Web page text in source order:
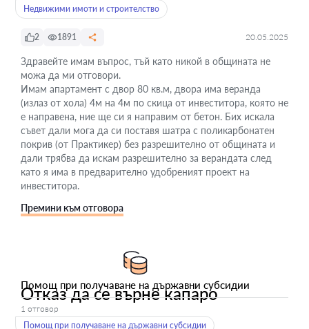
Недвижими имоти и строителство
2 1891 20.05.2025
Здравейте имам въпрос, тъй като никой в общината не
можа да ми отговори.
Имам апартамент с двор 80 кв.м, двора има веранда
(излаз от хола) 4м на 4м по скица от инвеститора, която не
е направена, ние ще си я направим от бетон. Бих искала
съвет дали мога да си поставя шатра с поликарбонатен
покрив (от Практикер) без разрешително от общината и
дали трябва да искам разрешително за верандата след
като я има в предварително удобреният проект на
инвеститора.
Премини към отговора
Помощ при получаване на държавни субсидии
Отказ да се върне капаро
1 отговор
Помощ при получаване на държавни субсидии